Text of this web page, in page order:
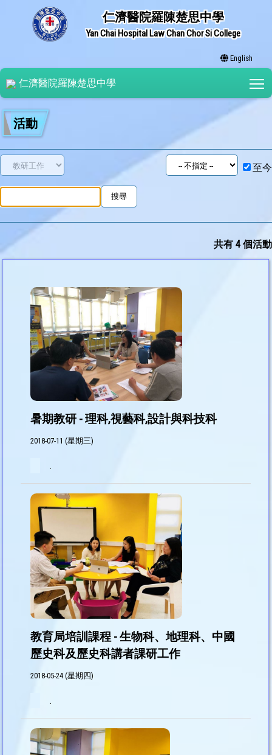
仁濟醫院羅陳楚思中學
Yan Chai Hospital Law Chan Chor Si College
English
仁濟醫院羅陳楚思中學
活動
至今
共有 4 個活動
暑期教研 - 理科,視藝科,設計與科技科
2018-07-11 (星期三)
.
教育局培訓課程 - 生物科、地理科、中國
歷史科及歷史科講者課研工作
2018-05-24 (星期四)
.